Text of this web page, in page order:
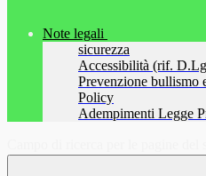
Note legali
sicurezza
Accessibilità (rif.
Prevenzione bullismo
Policy
Adempimenti Legge